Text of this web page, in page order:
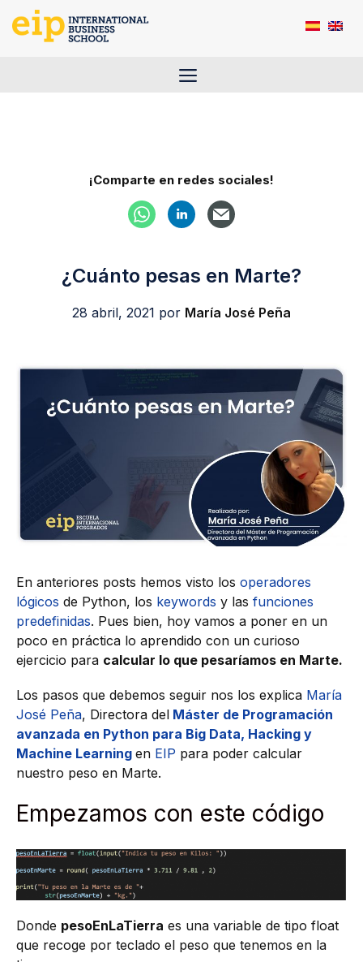
Saltar
Menú
¡Comparte en redes sociales!
¿Cuánto pesas en Marte?
28 abril, 2021 por María José Peña
En anteriores posts hemos visto los operadores
lógicos de Python, los keywords y las funciones
predefinidas. Pues bien, hoy vamos a poner en un
poco en práctica lo aprendido con un curioso
ejercicio para calcular lo que pesaríamos en Marte.
Los pasos que debemos seguir nos los explica María
José Peña, Directora del Máster de Programación
avanzada en Python para Big Data, Hacking y
Machine Learning en EIP para poder calcular
nuestro peso en Marte.
Empezamos con este código
Donde pesoEnLaTierra es una variable de tipo float
que recoge por teclado el peso que tenemos en la